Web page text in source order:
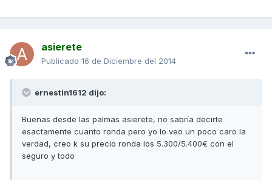
asierete
Publicado 16 de Diciembre del 2014
ernestin1612 dijo:
Buenas desde las palmas asierete, no sabría decirte
esactamente cuanto ronda pero yo lo veo un poco caro la
verdad, creo k su precio ronda los 5.300/5.400€ con el
seguro y todo